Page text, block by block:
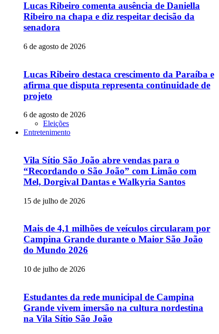
Lucas Ribeiro comenta ausência de Daniella
Ribeiro na chapa e diz respeitar decisão da
senadora
6 de agosto de 2026
Lucas Ribeiro destaca crescimento da Paraíba e
afirma que disputa representa continuidade de
projeto
6 de agosto de 2026
Eleições
Entretenimento
Vila Sítio São João abre vendas para o
“Recordando o São João” com Limão com
Mel, Dorgival Dantas e Walkyria Santos
15 de julho de 2026
Mais de 4,1 milhões de veículos circularam por
Campina Grande durante o Maior São João
do Mundo 2026
10 de julho de 2026
Estudantes da rede municipal de Campina
Grande vivem imersão na cultura nordestina
na Vila Sítio São João